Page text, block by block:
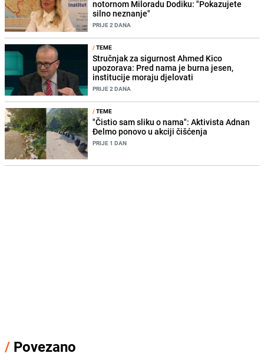
notornom Miloradu Dodiku: "Pokazujete
silno neznanje"
PRIJE 2 DANA
/TEME
Stručnjak za sigurnost Ahmed Kico
upozorava: Pred nama je burna jesen,
institucije moraju djelovati
PRIJE 2 DANA
/TEME
"Čistio sam sliku o nama": Aktivista Adnan
Đelmo ponovo u akciji čišćenja
PRIJE 1 DAN
/ Povezano